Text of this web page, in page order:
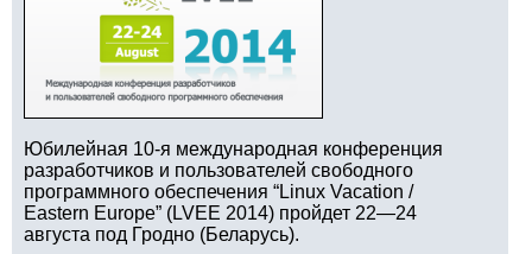
Юбилейная 10-я международная конференция
разработчиков и пользователей свободного
программного обеспечения “Linux Vacation /
Eastern Europe” (LVEE 2014) пройдет 22—24
августа под Гродно (Беларусь).